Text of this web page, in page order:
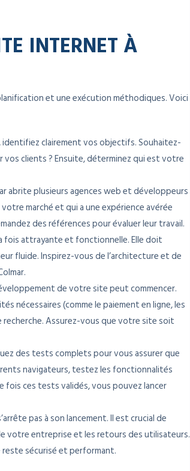
INTERNET À
et une exécution méthodiques. Voici
identifiez clairement vos objectifs. Souhaitez-
clients ? Ensuite, déterminez qui est votre
abrite plusieurs agences web et développeurs
marché et qui a une expérience avérée
des références pour évaluer leur travail.
fois attrayante et fonctionnelle. Elle doit
fluide. Inspirez-vous de l’architecture et de
de votre site peut commencer.
nécessaires (comme le paiement en ligne, les
Assurez-vous que votre site soit
des tests complets pour vous assurer que
navigateurs, testez les fonctionnalités
ces tests validés, vous pouvez lancer
pas à son lancement. Il est crucial de
votre entreprise et les retours des utilisateurs.
sécurisé et performant.